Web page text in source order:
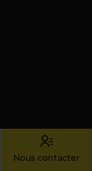
Nous contacter